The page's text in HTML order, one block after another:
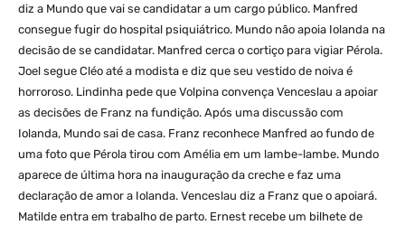
diz a Mundo que vai se candidatar a um cargo público. Manfred
consegue fugir do hospital psiquiátrico. Mundo não apoia Iolanda na
decisão de se candidatar. Manfred cerca o cortiço para vigiar Pérola.
Joel segue Cléo até a modista e diz que seu vestido de noiva é
horroroso. Lindinha pede que Volpina convença Venceslau a apoiar
as decisões de Franz na fundição. Após uma discussão com
Iolanda, Mundo sai de casa. Franz reconhece Manfred ao fundo de
uma foto que Pérola tirou com Amélia em um lambe-lambe. Mundo
aparece de última hora na inauguração da creche e faz uma
declaração de amor a Iolanda. Venceslau diz a Franz que o apoiará.
Matilde entra em trabalho de parto. Ernest recebe um bilhete de